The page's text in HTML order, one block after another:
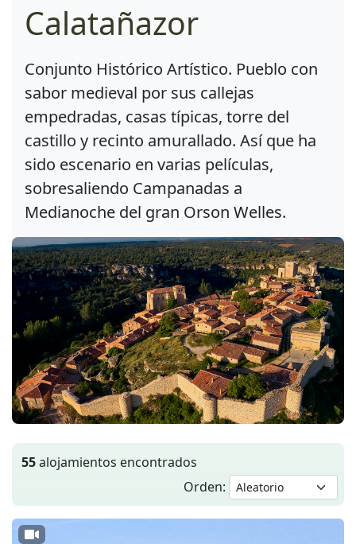
Calatañazor
Conjunto Histórico Artístico. Pueblo con
sabor medieval por sus callejas
empedradas, casas típicas, torre del
castillo y recinto amurallado. Así que ha
sido escenario en varias películas,
sobresaliendo Campanadas a
Medianoche del gran Orson Welles.
55alojamientos encontrados
Orden: